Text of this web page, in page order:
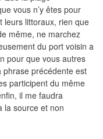
vous n’y êtes pour
leurs littoraux, rien que
même, ne marchez
du port voisin a
pour que vous autres
phrase précédente est
participent du même
il me faudra
la source et non